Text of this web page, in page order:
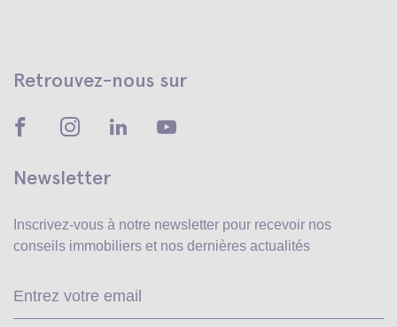
Retrouvez-nous sur
Newsletter
Inscrivez-vous à notre newsletter pour recevoir nos
conseils immobiliers et nos dernières actualités